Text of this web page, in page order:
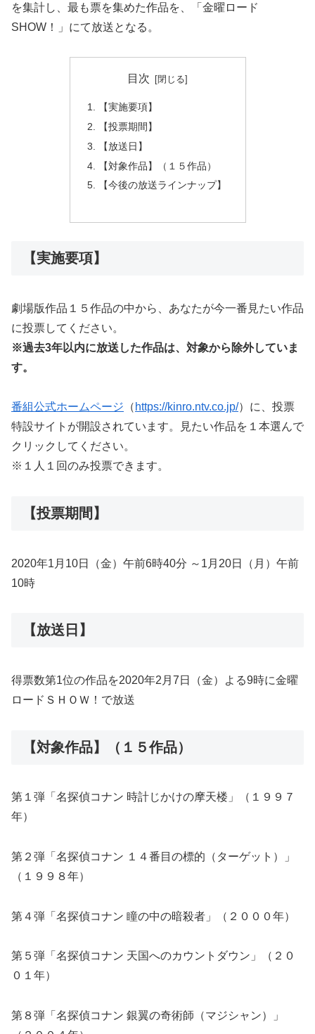
を集計し、最も票を集めた作品を、「金曜ロード
SHOW！」にて放送となる。
目次
【実施要項】
【投票期間】
【放送日】
【対象作品】（１５作品）
【今後の放送ラインナップ】
【実施要項】
劇場版作品１５作品の中から、あなたが今一番見たい作品
に投票してください。
※過去3年以内に放送した作品は、対象から除外していま
す。
番組公式ホームページ （ https://kinro.ntv.co.jp/）に、投票
特設サイトが開設されています。見たい作品を１本選んで
クリックしてください。
※１人１回のみ投票できます。
【投票期間】
2020年1月10日（金）午前6時40分 ～1月20日（月）午前
10時
【放送日】
得票数第1位の作品を2020年2月7日（金）よる9時に金曜
ロードＳＨＯＷ！で放送
【対象作品】（１５作品）
第１弾「名探偵コナン 時計じかけの摩天楼」（１９９７
年）
第２弾「名探偵コナン １４番目の標的（ターゲット）」
（１９９８年）
第４弾「名探偵コナン 瞳の中の暗殺者」（２０００年）
第５弾「名探偵コナン 天国へのカウントダウン」（２０
０１年）
第８弾「名探偵コナン 銀翼の奇術師（マジシャン）」